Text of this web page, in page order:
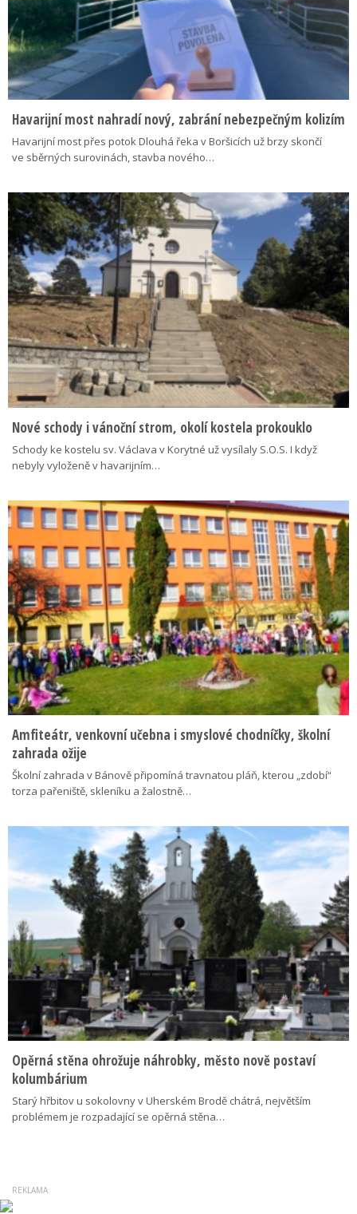
Havarijní most nahradí nový, zabrání nebezpečným kolizím
Havarijní most přes potok Dlouhá řeka v Boršicích už brzy skončí
ve sběrných surovinách, stavba nového…
Nové schody i vánoční strom, okolí kostela prokouklo
Schody ke kostelu sv. Václava v Korytné už vysílaly S.O.S. I když
nebyly vyloženě v havarijním…
Amfiteátr, venkovní učebna i smyslové chodníčky, školní
zahrada ožije
Školní zahrada v Bánově připomíná travnatou pláň, kterou „zdobí“
torza pařeniště, skleníku a žalostně…
Opěrná stěna ohrožuje náhrobky, město nově postaví
kolumbárium
Starý hřbitov u sokolovny v Uherském Brodě chátrá, největším
problémem je rozpadající se opěrná stěna…